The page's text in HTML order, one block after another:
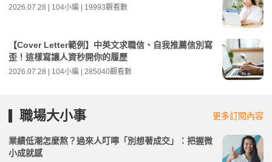
2026.07.28 | 104小編 | 19993觀看數
【Cover Letter範例】中英文求職信、自我推薦信別寫
歪！這樣寫讓人資秒開你的履歷
2026.07.28 | 104小編 | 285040觀看數
職場大小事 更多訂閱內容
業績低潮怎麼熬？過來人叮嚀「別想著成交」：把握微
小成就感